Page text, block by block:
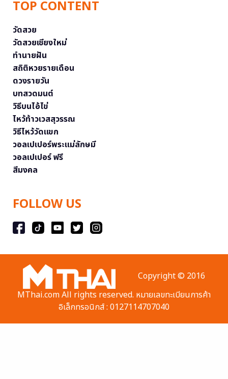
TOP CONTENT
วัดสวย
วัดสวยเชียงใหม่
ทำนายฝัน
สถิติหวยรายเดือน
ดวงรายวัน
บทสวดมนต์
วิธีบนไอ้ไข่
ไหว้ท้าวเวสสุวรรณ
วิธีไหว้วัดแขก
วอลเปเปอร์พระแม่ลักษมี
วอลเปเปอร์ ฟรี
สีมงคล
FOLLOW US
Copyright © 2016
MThai.com All rights reserved. หมายเลขทะเบียนการค้า
อิเล็กทรอนิกส์ : 0127114707040